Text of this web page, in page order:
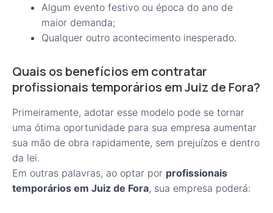
Algum evento festivo ou época do ano de
maior demanda;
Qualquer outro acontecimento inesperado.
Quais os benefícios em contratar
profissionais temporários em Juiz de Fora?
Primeiramente, adotar esse modelo pode se tornar
uma ótima oportunidade para sua empresa aumentar
sua mão de obra rapidamente, sem prejuízos e dentro
da lei.
Em outras palavras, ao optar por profissionais
temporários em Juiz de Fora, sua empresa poderá: